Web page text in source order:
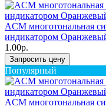
ACM многотональная
индикатором
1.00р.
Запросить цену
Популярный
ACM многотональная